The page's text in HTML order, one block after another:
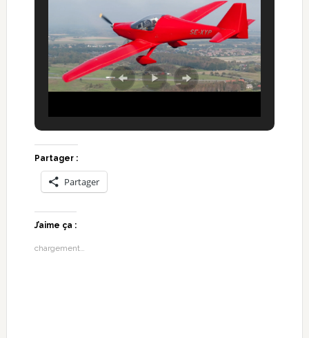
Partager :
Partager
J’aime ça :
chargement…